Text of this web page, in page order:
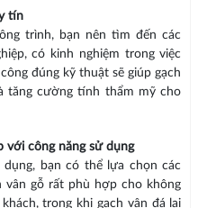
tín
trình, bạn nên tìm đến các
có kinh nghiệm trong việc
đúng kỹ thuật sẽ giúp gạch
tăng cường tính thẩm mỹ cho
với công năng sử dụng
bạn có thể lựa chọn các
vân gỗ rất phù hợp cho không
trong khi gạch vân đá lại